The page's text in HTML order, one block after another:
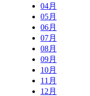
04月
05月
06月
07月
08月
09月
10月
11月
12月